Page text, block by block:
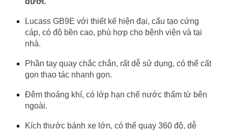
Lucass GB9E với thiết kế hiện đại, cấu tạo cứng
cáp, có độ bền cao, phù hợp cho bệnh viện và tại
nhà.
Phần tay quay chắc chắn, rất dễ sử dụng, có thể cất
gọn thao tác nhanh gọn.
Đêm thoáng khí, có lớp hạn chế nước thấm từ bên
ngoài.
Kích thước bánh xe lớn, có thể quay 360 độ, dễ